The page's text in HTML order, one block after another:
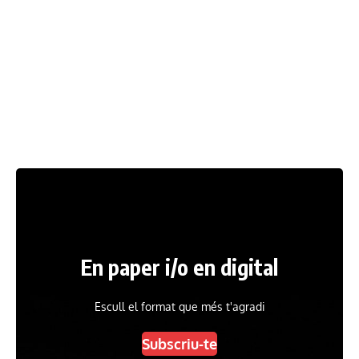
En paper i/o en digital
Escull el format que més t'agradi
Subscriu-te